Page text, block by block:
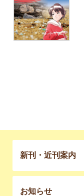
新刊・近刊案内
お知らせ